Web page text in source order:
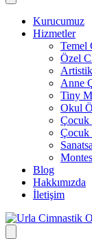
Kurucumuz
Hizmetler
Temel
Özel
Anne
Tiny
Okul
Çocuk
Çocuk
Blog
Hakkımızda
İletişim